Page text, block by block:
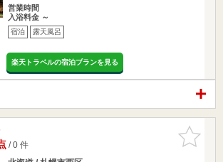
営業時間
入浴料金 ～
宿泊 露天風呂
楽天トラベルの宿泊プランを見る
お気に入
りに追加
/ 0 件